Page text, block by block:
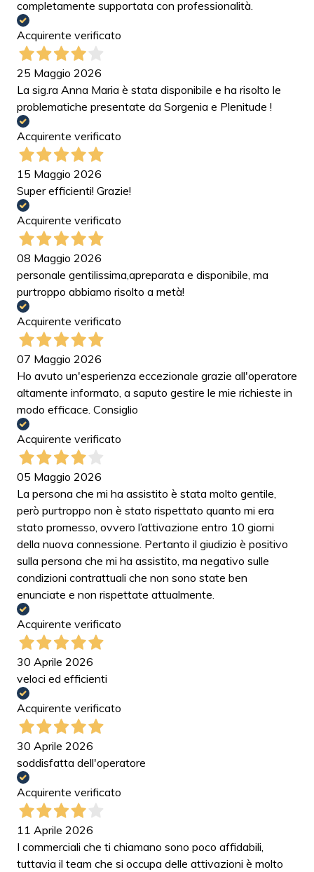
completamente supportata con professionalità.
Acquirente verificato
25 Maggio 2026
La sig.ra Anna Maria è stata disponibile e ha risolto le
problematiche presentate da Sorgenia e Plenitude !
Acquirente verificato
15 Maggio 2026
Super efficienti! Grazie!
Acquirente verificato
08 Maggio 2026
personale gentilissima,apreparata e disponibile, ma
purtroppo abbiamo risolto a metà!
Acquirente verificato
07 Maggio 2026
Ho avuto un'esperienza eccezionale grazie all'operatore
altamente informato, a saputo gestire le mie richieste in
modo efficace. Consiglio
Acquirente verificato
05 Maggio 2026
La persona che mi ha assistito è stata molto gentile,
però purtroppo non è stato rispettato quanto mi era
stato promesso, ovvero l’attivazione entro 10 giorni
della nuova connessione. Pertanto il giudizio è positivo
sulla persona che mi ha assistito, ma negativo sulle
condizioni contrattuali che non sono state ben
enunciate e non rispettate attualmente.
Acquirente verificato
30 Aprile 2026
veloci ed efficienti
Acquirente verificato
30 Aprile 2026
soddisfatta dell'operatore
Acquirente verificato
11 Aprile 2026
I commerciali che ti chiamano sono poco affidabili,
tuttavia il team che si occupa delle attivazioni è molto